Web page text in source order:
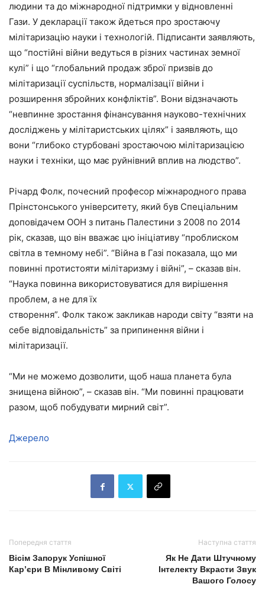
людини та до міжнародної підтримки у відновленні
Гази. У декларації також йдеться про зростаючу
мілітаризацію науки і технологій. Підписанти заявляють,
що “постійні війни ведуться в різних частинах земної
кулі” і що “глобальний продаж зброї призвів до
мілітаризації суспільств, нормалізації війни і
розширення збройних конфліктів”. Вони відзначають
“невпинне зростання фінансування науково-технічних
досліджень у мілітаристських цілях” і заявляють, що
вони “глибоко стурбовані зростаючою мілітаризацією
науки і техніки, що має руйнівний вплив на людство”.
Річард Фолк, почесний професор міжнародного права
Прінстонського університету, який був Спеціальним
доповідачем ООН з питань Палестини з 2008 по 2014
рік, сказав, що він вважає цю ініціативу “проблиском
світла в темному небі”. “Війна в Газі показала, що ми
повинні протистояти мілітаризму і війні”, – сказав він.
“Наука повинна використовуватися для вирішення
проблем, а не для їх
створення”. Фолк також закликав народи світу “взяти на
себе відповідальність” за припинення війни і
мілітаризації.
“Ми не можемо дозволити, щоб наша планета була
знищена війною”, – сказав він. “Ми повинні працювати
разом, щоб побудувати мирний світ”.
Джерело
Попередня стаття
Вісім Запорук Успішної
Кар’єри В Мінливому Світі
Наступна стаття
Як Не Дати Штучному
Інтелекту Вкрасти Звук
Вашого Голосу